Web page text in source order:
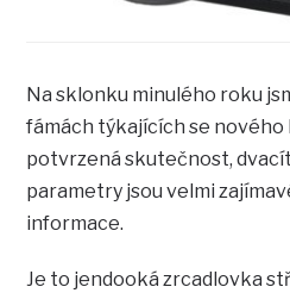
Na sklonku minulého roku
fámách týkajících se nového
potvrzená skutečnost,
parametry jsou velmi
informace.
Je to jendooká zrcadlovka